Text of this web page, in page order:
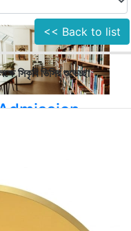
<< Back to list
সিকৃবি ভিসির শুভেচ্ছা